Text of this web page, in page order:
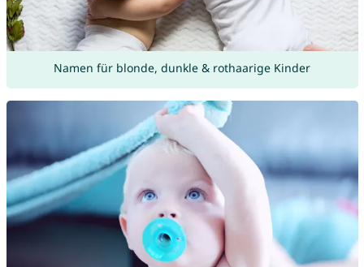
Namen für blonde, dunkle & rothaarige Kinder